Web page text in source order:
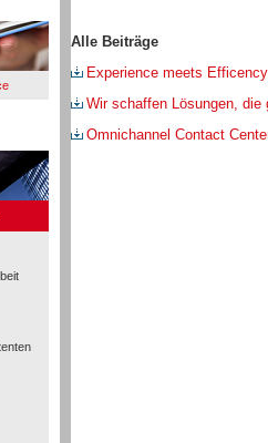
Alle Beiträge
Experience meets Efficency
Wir schaffen Lösungen, die
Omnichannel Contact